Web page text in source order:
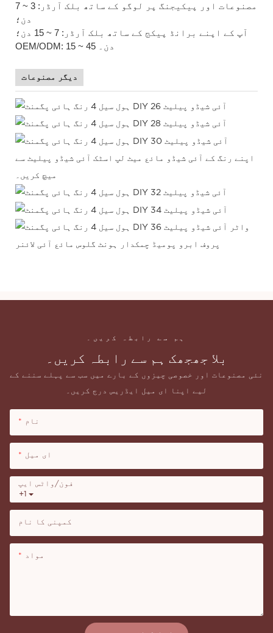
مصنوعات اور پیکیجنگ پر لوگو کے ساتھ بلک آرڈر: 3 ~ 7
دن؛
آپ کے اپنے برانڈ پیکج کے ساتھ بلک آرڈر: 7 ~ 15 دن؛
OEM/ODM: 15 ~ 45 دن۔
دیگر مصنوعات
اپنے رنگ کے آئی شیڈو مائع میٹ لپ اسٹک آئی شیڈو پیلیٹ سے
میچ کریں۔
واٹر
پروف ابرو پومیڈ چمکدار ہونٹ گلوس مائع آئی لائنر
ہم سے رابطہ کریں۔
بلا جھجھک ہم سے رابطہ کریں۔
نئی مصنوعات اور خصوصی چیزوں کے بارے میں سب سے پہلے سننے کے
لیے اپنا ای میل ایڈریس درج کریں۔
نام
ای میل
+1
فون/واٹس ایپ
کمپنی کا نام
مواد